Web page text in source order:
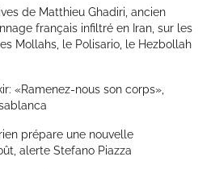
de Matthieu Ghadiri, ancien
français infiltré en Iran, sur les
Mollahs, le Polisario, le Hezbollah
«Ramenez-nous son corps»,
prépare une nouvelle
alerte Stefano Piazza